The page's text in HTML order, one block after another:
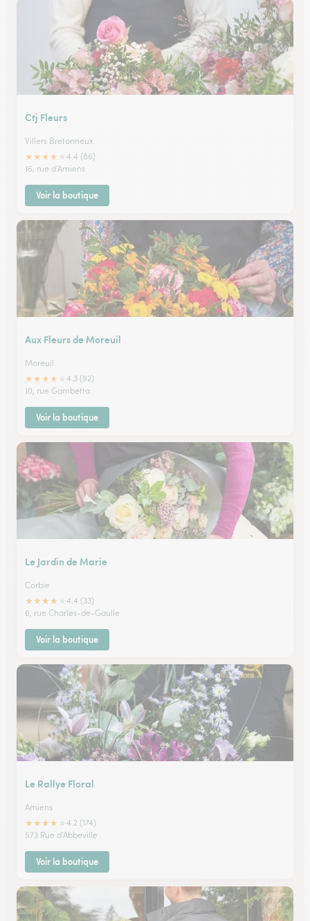
Ctj Fleurs
Villers Bretonneux
★★★★
4.4 (86)
16, rue d'Amiens
Voir la boutique
Aux Fleurs de Moreuil
Moreuil
★★★★
4.3 (92)
10, rue Gambetta
Voir la boutique
Le Jardin de Marie
Corbie
★★★★
4.4 (33)
6, rue Charles-de-Gaulle
Voir la boutique
Le Rallye Floral
Amiens
★★★★
4.2 (174)
573 Rue d'Abbeville
Voir la boutique